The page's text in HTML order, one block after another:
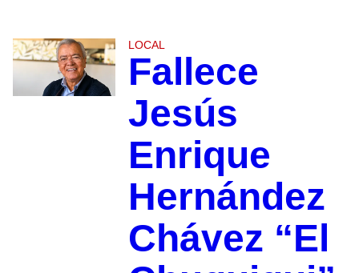
LOCAL
Fallece
Jesús
Enrique
Hernández
Chávez “El